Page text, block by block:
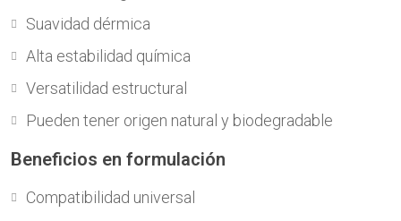
Suavidad dérmica
Alta estabilidad química
Versatilidad estructural
Pueden tener origen natural y biodegradable
Beneficios en formulación
Compatibilidad universal